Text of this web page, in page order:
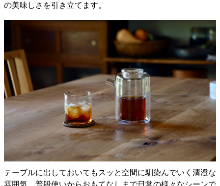
の美味しさを引き立てます。
テーブルに出しておいてもスッと空間に馴染んでいく清澄な
雰囲気。普段使いからおもてなしまで日常の様々なシーンで